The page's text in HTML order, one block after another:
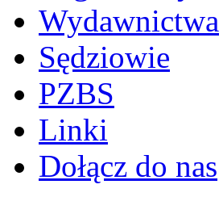
Wydawnictwa
Sędziowie
PZBS
Linki
Dołącz do nas